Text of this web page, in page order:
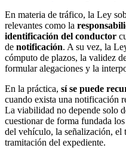
En materia de tráfico, la Ley
relevantes como la
identificación del conductor
de notificación. A su vez, la
cómputo de plazos, la validez
formular alegaciones y la
En la práctica, sí se puede
cuando exista una notificación
La viabilidad no depende solo
cuestionar de forma fundada
del vehículo, la señalización, el
tramitación del expediente.